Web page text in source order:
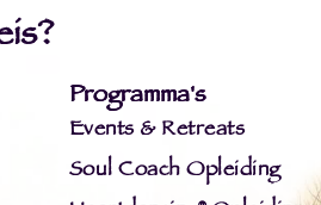
Programma's
Events & Retreats
Soul Coach Opleiding